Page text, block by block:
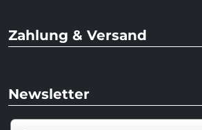
Zahlung & Versand
Newsletter